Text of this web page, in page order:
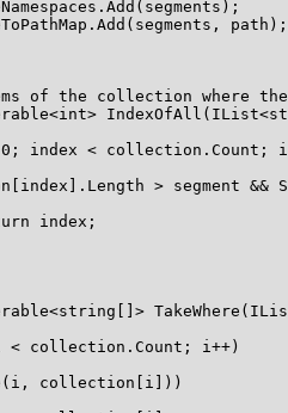
path);
of the collection where
index < collection.Count;
> segment &&
index;
< collection.Count; i++)
collection[i]))